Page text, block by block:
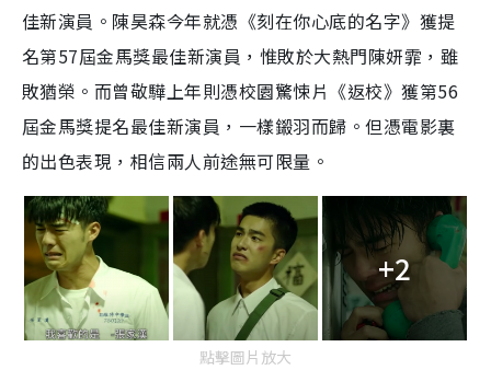
佳新演員。陳昊森今年就憑《刻在你心底的名字》獲提
名第57屆金馬獎最佳新演員，惟敗於大熱門陳妍霏，雖
敗猶榮。而曾敬驊上年則憑校園驚悚片《返校》獲第56
屆金馬獎提名最佳新演員，一樣鎩羽而歸。但憑電影裏
的出色表現，相信兩人前途無可限量。
+2
點擊圖片放大